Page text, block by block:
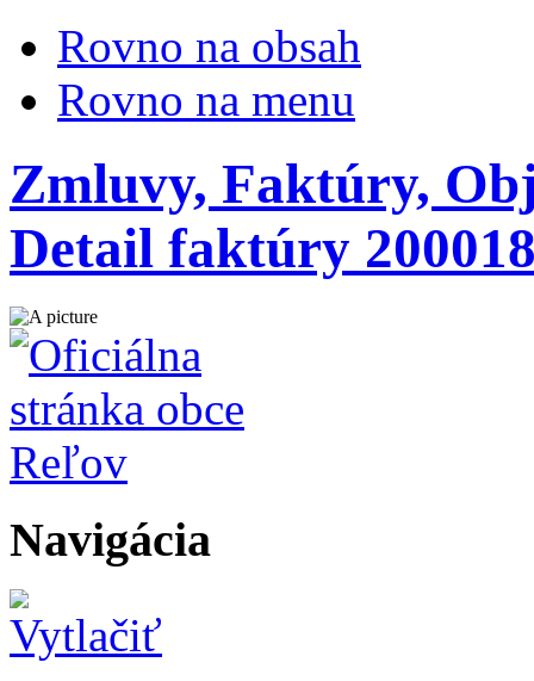
Rovno na obsah
Rovno na menu
Zmluvy, Faktúry,
Detail faktúry
Navigácia